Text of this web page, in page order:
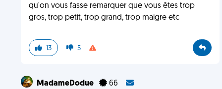
qu'on vous fasse remarquer que vous êtes trop
gros, trop petit, trop grand, trop maigre etc
13 5
MadameDodue 66